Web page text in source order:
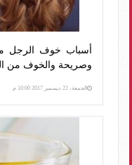
أسباب خوف الرجل من
وصريحة والخوف من
الجمعة، 22 ديسمبر 2017 10:00 م